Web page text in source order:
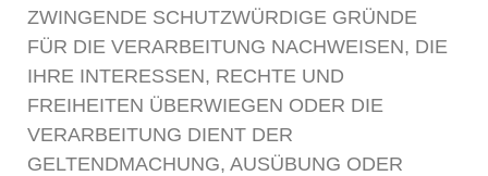
ZWINGENDE SCHUTZWÜRDIGE GRÜNDE
FÜR DIE VERARBEITUNG NACHWEISEN, DIE
IHRE INTERESSEN, RECHTE UND
FREIHEITEN ÜBERWIEGEN ODER DIE
VERARBEITUNG DIENT DER
GELTENDMACHUNG, AUSÜBUNG ODER